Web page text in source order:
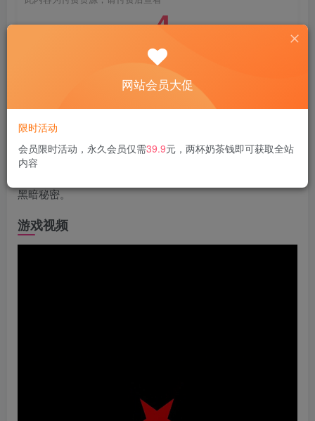
4
游戏介绍
在《Welcome to Doll Town》中，探索一个栩栩如生的玩偶
徘徊其中的诅咒村庄。揭开让一个繁华城镇变成人间噩梦的
黑暗秘密。
游戏视频
网站会员大促
限时活动
会员限时活动，永久会员仅需39.9元，两杯奶茶钱即可获取全站
内容